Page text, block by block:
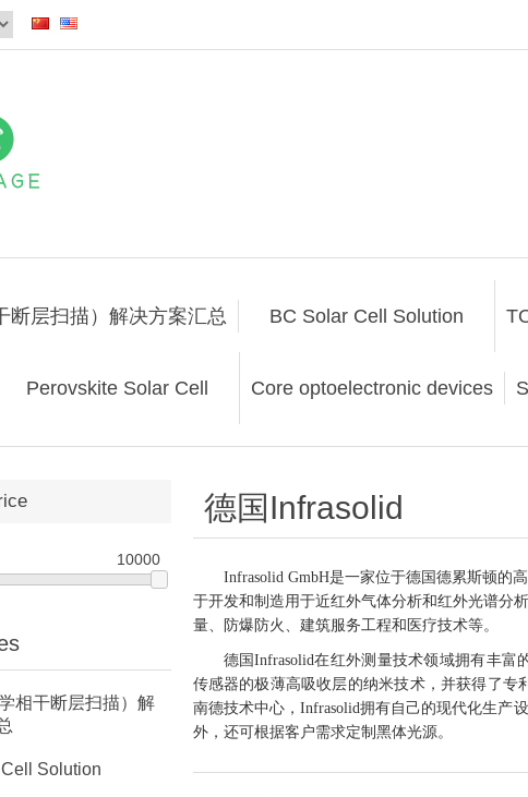
断层扫描）解决方案汇总 BC Solar Cell Solution
Perovskite Solar Cell Core optoelectronic devices
10000
相干断层扫描）解
Solution
德国Infrasolid
Infrasolid GmbH是一家位于德国德累斯顿的
于开发和制造用于近红外气体分析和红外光谱分
量、防爆防火、建筑服务工程和医疗技术等。
德国Infrasolid在红外测量技术领域拥有丰富
传感器的极薄高吸收层的纳米技术，并获得了
南德技术中心， Infrasolid拥有自己的现代化生产
外，还可根据客户需求定制黑体光源。